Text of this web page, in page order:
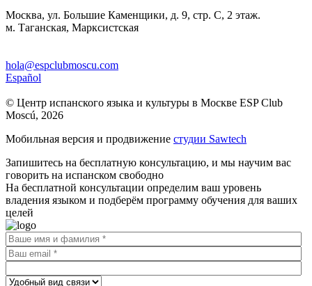
Москва, ул. Большие Каменщики, д. 9, стр. С, 2 этаж.
м. Таганская, Марксистская
hola@espclubmoscu.com
Español
© Центр испанского языка и культуры в Москве ESP Club
Moscú, 2026
Мобильная версия и продвижение студии Sawtech
Запишитесь на бесплатную консультацию, и мы научим вас
говорить на испанском свободно
На бесплатной консультации определим ваш уровень
владения языком и подберём программу обучения для ваших
целей